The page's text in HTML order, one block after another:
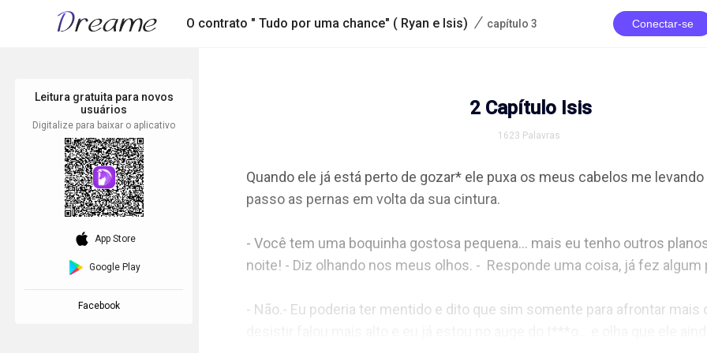
O contrato " Tudo por uma chance" ( Ryan e Isis) / capítulo 3 Conectar-se
2 Capítulo Isis
1623 Palavras
Quando ele já está perto de gozar* ele puxa os meus cabelos me levando
passo as pernas em volta da sua cintura.
- Você tem uma boquinha gostosa pequena... mais eu tenho outros
noite! - Diz olhando nos meus olhos. -  Responde uma coisa, já fez algum
- Não.- Eu poderia ter mentido e dito que sim somente para afrontar mais
Leitura gratuita para novos
usuários
Digitalize para baixar o aplicativo
download_ios App Store
Google Play
Facebook